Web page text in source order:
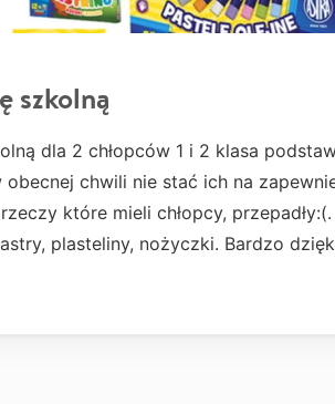
szkolną
dla 2 chłopców 1 i 2 klasa
chwili nie stać ich na
które mieli chłopcy,
plasteliny, nożyczki. Bardzo